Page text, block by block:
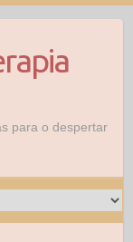
para o despertar